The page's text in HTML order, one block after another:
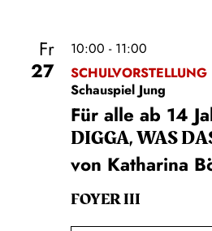
Fr
27
10:00 - 11:00
SCHULVORSTELLUNG
Schauspiel Jung
Für alle ab 14
DIGGA, WAS
von Katharina
FOYER III